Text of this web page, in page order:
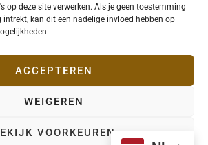
op deze site verwerken. Als je geen toestemming
kan dit een nadelige invloed hebben op
ACCEPTEREN
WEIGEREN
VOORKEUREN
indegazette.be |Privacy